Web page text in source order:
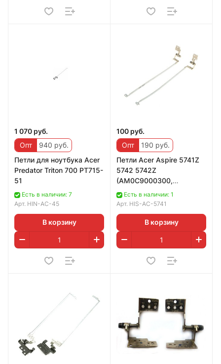
1 070 руб.
Опт
940 руб.
Петли для ноутбука Acer
Predator Triton 700 PT715-
51
Есть в наличии: 7
Арт. HIN-AC-45
В корзину
100 руб.
Опт
190 руб.
Петли Acer Aspire 5741Z
5742 5742Z
(AM0C9000300,
AM0C9000400)
Есть в наличии: 1
Арт. HIS-AC-5741
В корзину